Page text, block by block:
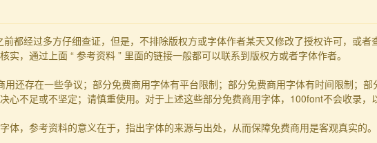
都经过多方仔细查证，但是，不排除版权方或字体作者某天又修改了授权许可，或者
，通过上面 “ 参考资料 ” 里面的链接一般都可以联系到版权方或者字体作者。
还存在一些争议；部分免费商用字体有平台限制；部分免费商用字体有时间限制；
心不足或不坚定；请慎重使用。对于上述这些部分免费商用字体，100font不会收录，
，参考资料的意义在于，指出字体的来源与出处，从而保障免费商用是客观真实的。